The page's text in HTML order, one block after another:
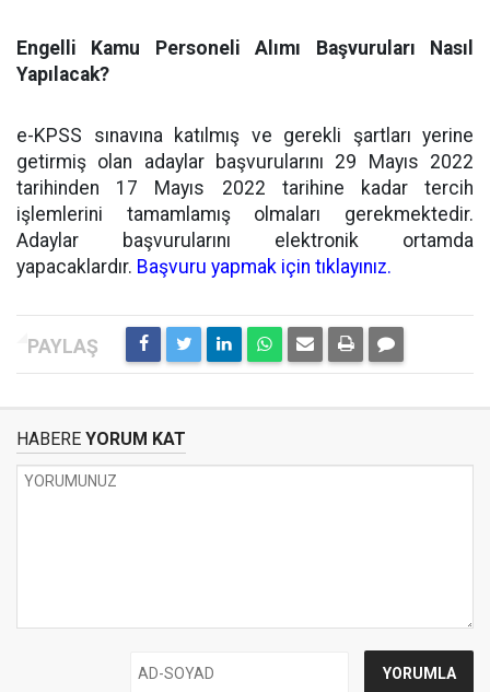
Engelli Kamu Personeli Alımı Başvuruları Nasıl
Yapılacak?
e-KPSS sınavına katılmış ve gerekli şartları yerine
getirmiş olan adaylar başvurularını 29 Mayıs 2022
tarihinden 17 Mayıs 2022 tarihine kadar tercih
işlemlerini tamamlamış olmaları gerekmektedir.
Adaylar başvurularını elektronik ortamda
yapacaklardır. Başvuru yapmak için tıklayınız.
HABERE YORUM KAT